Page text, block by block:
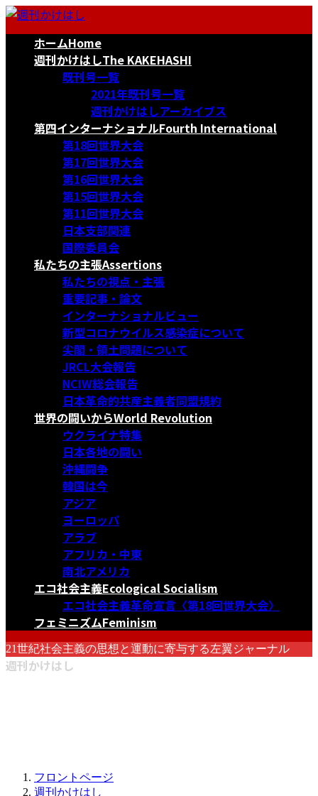
コ
ナ
ホームHome
週刊かけはしThe KAKEHASHI
既刊号一覧
2021年既刊号一覧
週刊かけはしアーカイブス
第四インターナショナルFourth International
第18回世界大会
第17回世界大会
第16回世界大会
第15回世界大会
第11回世界大会
日本支部関連
国際委員会
私たちの主張Assertions
私たちの視点・主張
重要記事・論文
インターナショナルビュー
新型コロナウイルス感染症について
尖閣・領土問題について
JRCL大会報告
NCIW総会報告
日本革命的共産主義者同盟規約
世界の闘いからWorld Revolution
ウクライナ特集
日本各地の闘い
沖縄闘争
韓国は今
アジア
ヨーロッパ
アラブ
アフリカ・中東
南北アメリカ
エコ社会主義Ecological Socialism
エコ社会主義革命宣言〈第18回世界大会〉
フェミニズムFeminism
21世紀社会主義の思想と運動に寄与する左翼ジャーナル
週刊かけはし
フロントページ
週刊かけはし